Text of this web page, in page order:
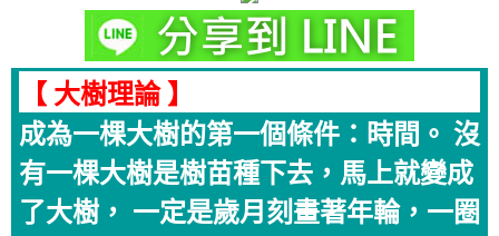
【 大樹理論 】
成為一棵大樹的第一個條件：時間。 沒
有一棵大樹是樹苗種下去，馬上就變成
了大樹， 一定是歲月刻畫著年輪，一圈